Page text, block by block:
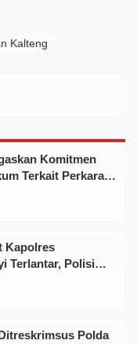
Kalteng
Komitmen
Terkait Perkara
Kapolres
Terlantar, Polisi
Polda